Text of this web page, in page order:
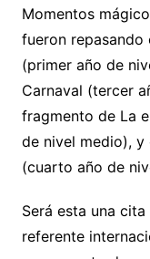
Momentos
fueron repasando
(primer año de
Carnaval (tercer
fragmento de La
de nivel medio), y
(cuarto año de
Será esta una
referente